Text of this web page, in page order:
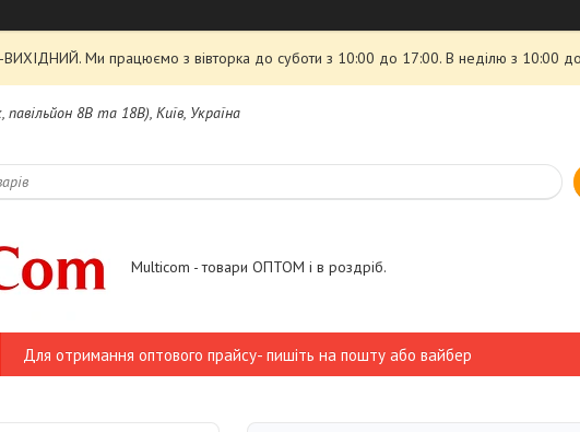
ВИХІДНИЙ. Ми працюємо з вівторка до суботи з 10:00 до 17:00. В неділю з 10:00
павільйон 8В та 18В), Київ, Україна
Multicom - товари ОПТОМ і в роздріб.
Для отримання оптового прайсу- пишіть на пошту або вайбер